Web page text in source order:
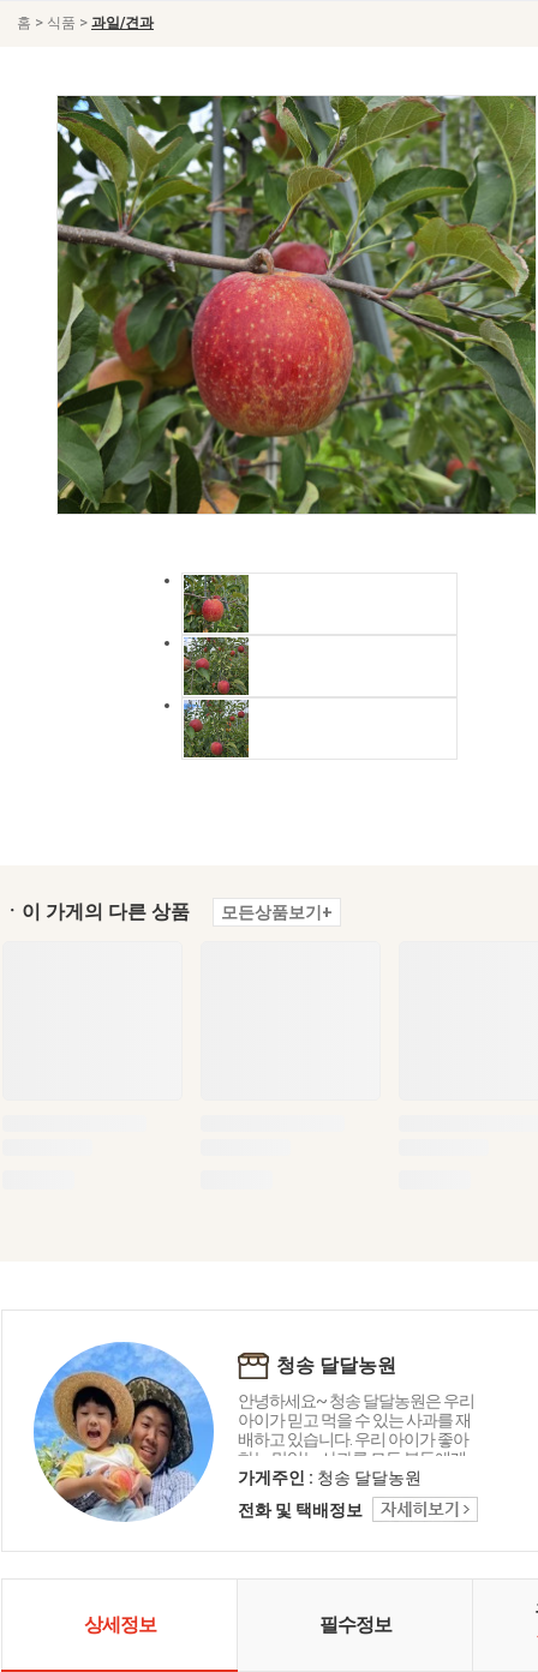
홈 > 식품 > 과일/견과
ㆍ이 가게의 다른 상품 모든상품보기+
청송 달달농원
안녕하세요~ 청송 달달농원은 우리
아이가 믿고 먹을 수 있는 사과를 재
배하고 있습니다. 우리 아이가 좋아
하는 맛있는 사과를 모든 분들에게
전해 드리고 싶습니다. 언제나 믿을
수 있는 청송 달달농원에서 건강한
사과 맛보고 가세요^^
가게주인 : 청송 달달농원
전화 및 택배정보
상세정보 필수정보